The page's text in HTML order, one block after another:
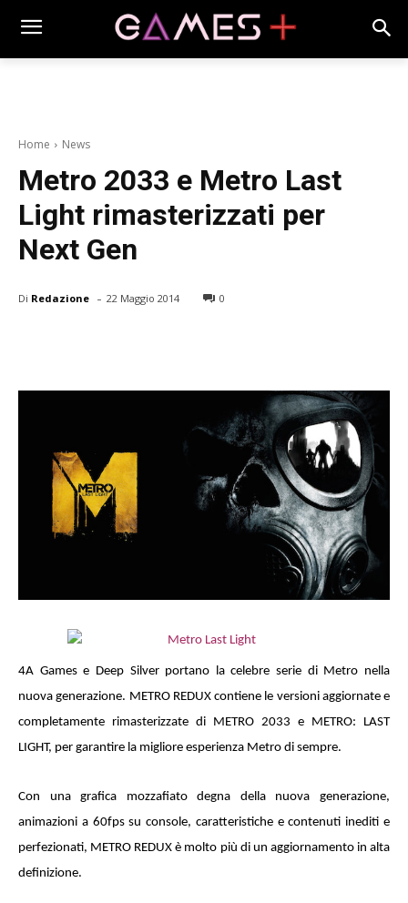
Home News
Metro 2033 e Metro Last
Light rimasterizzati per
Next Gen
Di Redazione - 22 Maggio 2014 0
4A Games e Deep Silver portano la celebre serie di Metro nella
nuova generazione. METRO REDUX contiene le versioni aggiornate e
completamente rimasterizzate di METRO 2033 e METRO: LAST
LIGHT, per garantire la migliore esperienza Metro di sempre.
Con una grafica mozzafiato degna della nuova generazione,
animazioni a 60fps su console, caratteristiche e contenuti inediti e
perfezionati, METRO REDUX è molto più di un aggiornamento in alta
definizione.